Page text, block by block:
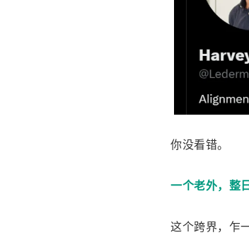
你没看错。
一个老外，整
这个跨界，乍